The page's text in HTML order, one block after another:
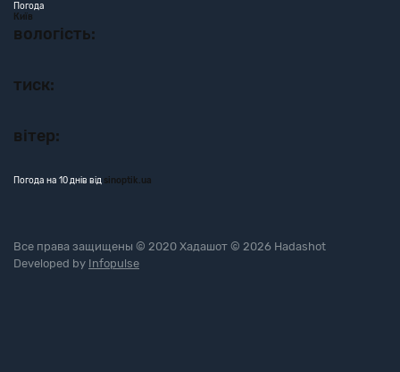
Погода
Київ
вологість:
тиск:
вітер:
Погода на 10 днів від sinoptik.ua
Все права защищены © 2020 Хадашот © 2026 Hadashot
Developed by Infopulse